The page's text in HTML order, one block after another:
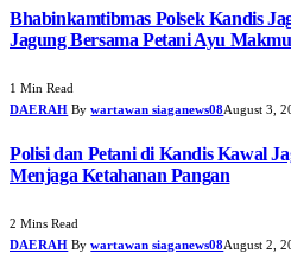
Bhabinkamtibmas Polsek Kandis
Jagung Bersama Petani Ayu
1 Min Read
DAERAH By wartawan siaganews08August 3,
Polisi dan Petani di Kandis Kawal
Menjaga Ketahanan Pangan
2 Mins Read
DAERAH By wartawan siaganews08August 2,